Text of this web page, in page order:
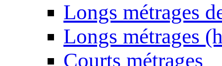
Longs métrages
Longs métrages
Courts métrages